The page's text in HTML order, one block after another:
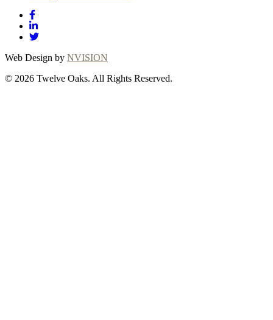
Web Design by NVISION
© 2026 Twelve Oaks. All Rights Reserved.